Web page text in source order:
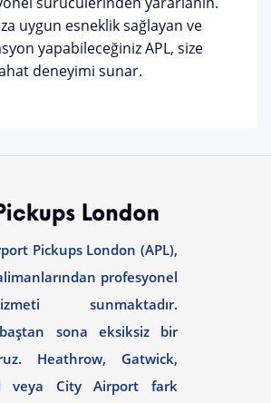
uygun esneklik sağlayan ve
yapabileceğiniz APL, size
deneyimi sunar.
Pickups London (APL),
profesyonel
sunmaktadır.
sona eksiksiz bir
Heathrow, Gatwick,
veya City Airport fark